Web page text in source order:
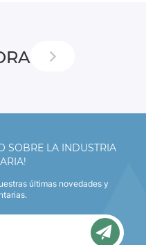
SOBRE LA INDUSTRIA
últimas novedades y